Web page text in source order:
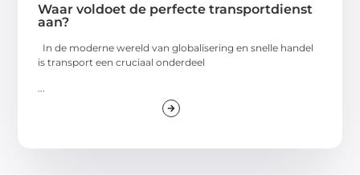
Waar voldoet de perfecte transportdienst
aan?
In de moderne wereld van globalisering en snelle handel
is transport een cruciaal onderdeel